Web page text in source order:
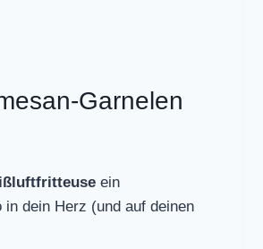
Garnelen
ein
dein Herz (und auf deinen